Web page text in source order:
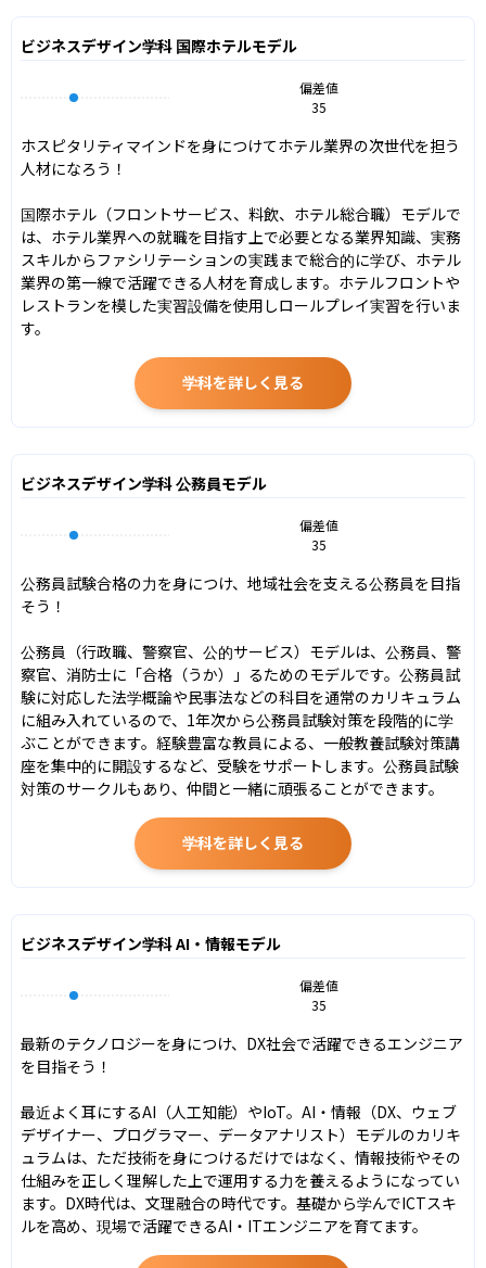
ビジネスデザイン学科 国際ホテルモデル
偏差値
35
ホスピタリティマインドを身につけてホテル業界の次世代を担う
人材になろう！
国際ホテル（フロントサービス、料飲、ホテル総合職）モデルで
は、ホテル業界への就職を目指す上で必要となる業界知識、実務
スキルからファシリテーションの実践まで総合的に学び、ホテル
業界の第一線で活躍できる人材を育成します。ホテルフロントや
レストランを模した実習設備を使用しロールプレイ実習を行いま
す。
学科を詳しく見る
ビジネスデザイン学科 公務員モデル
偏差値
35
公務員試験合格の力を身につけ、地域社会を支える公務員を目指
そう！
公務員（行政職、警察官、公的サービス）モデルは、公務員、警
察官、消防士に「合格（うか）」るためのモデルです。公務員試
験に対応した法学概論や民事法などの科目を通常のカリキュラム
に組み入れているので、1年次から公務員試験対策を段階的に学
ぶことができます。経験豊富な教員による、一般教養試験対策講
座を集中的に開設するなど、受験をサポートします。公務員試験
対策のサークルもあり、仲間と一緒に頑張ることができます。
学科を詳しく見る
ビジネスデザイン学科 AI・情報モデル
偏差値
35
最新のテクノロジーを身につけ、DX社会で活躍できるエンジニア
を目指そう！
最近よく耳にするAI（人工知能）やIoT。AI・情報（DX、ウェブ
デザイナー、プログラマー、データアナリスト）モデルのカリキ
ュラムは、ただ技術を身につけるだけではなく、情報技術やその
仕組みを正しく理解した上で運用する力を養えるようになってい
ます。DX時代は、文理融合の時代です。基礎から学んでICTスキ
ルを高め、現場で活躍できるAI・ITエンジニアを育てます。